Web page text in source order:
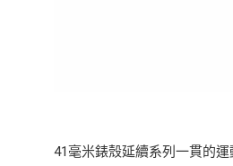
41毫米錶殼延續系列一貫的